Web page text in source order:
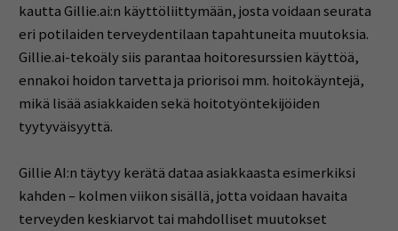
kautta Gillie.ai:n käyttöliittymään, josta voidaan seurata
eri potilaiden terveydentilaan tapahtuneita muutoksia.
Gillie.ai-tekoäly siis parantaa hoitoresurssien käyttöä,
ennakoi hoidon tarvetta ja priorisoi mm. hoitokäyntejä,
mikä lisää asiakkaiden sekä hoitotyöntekijöiden
tyytyväisyyttä.
Gillie AI:n täytyy kerätä dataa asiakkaasta esimerkiksi
kahden – kolmen viikon sisällä, jotta voidaan havaita
terveyden keskiarvot tai mahdolliset muutokset